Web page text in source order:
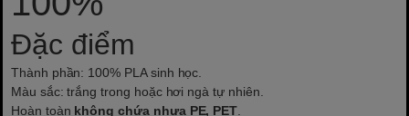
Đặc điểm
Thành phần: 100% PLA sinh học.
Màu sắc: trắng trong hoặc hơi ngà tự nhiên.
Hoàn toàn không chứa nhựa PE, PET